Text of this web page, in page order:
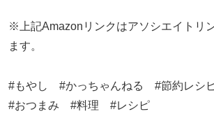
※上記Amazonリンクはアソシエイトリ
ます。
#もやし #かっちゃんねる #節約レシ
#おつまみ #料理 #レシピ